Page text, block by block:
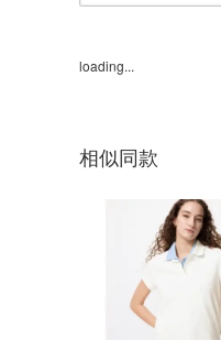
loading...
相似同款